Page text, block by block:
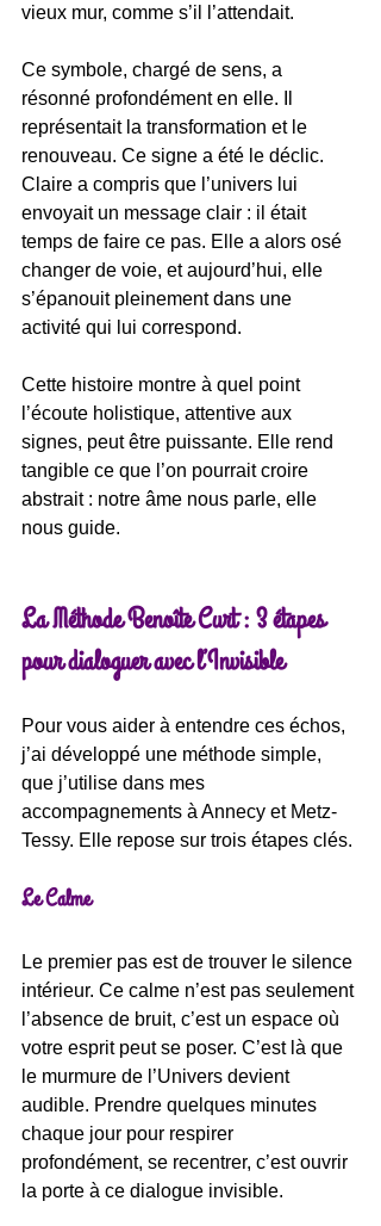
vieux mur, comme s’il l’attendait.
Ce symbole, chargé de sens, a
résonné profondément en elle. Il
représentait la transformation et le
renouveau. Ce signe a été le déclic.
Claire a compris que l’univers lui
envoyait un message clair : il était
temps de faire ce pas. Elle a alors osé
changer de voie, et aujourd’hui, elle
s’épanouit pleinement dans une
activité qui lui correspond.
Cette histoire montre à quel point
l’écoute holistique, attentive aux
signes, peut être puissante. Elle rend
tangible ce que l’on pourrait croire
abstrait : notre âme nous parle, elle
nous guide.
La Méthode Benoîte Curt : 3 étapes
pour dialoguer avec l’Invisible
Pour vous aider à entendre ces échos,
j’ai développé une méthode simple,
que j’utilise dans mes
accompagnements à Annecy et Metz-
Tessy. Elle repose sur trois étapes clés.
Le Calme
Le premier pas est de trouver le silence
intérieur. Ce calme n’est pas seulement
l’absence de bruit, c’est un espace où
votre esprit peut se poser. C’est là que
le murmure de l’Univers devient
audible. Prendre quelques minutes
chaque jour pour respirer
profondément, se recentrer, c’est ouvrir
la porte à ce dialogue invisible.